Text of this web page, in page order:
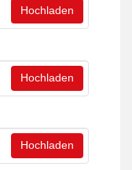
Hochladen
Hochladen
Hochladen